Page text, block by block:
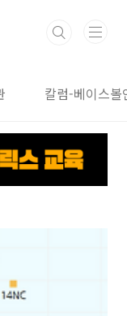
칼럼-베이스볼